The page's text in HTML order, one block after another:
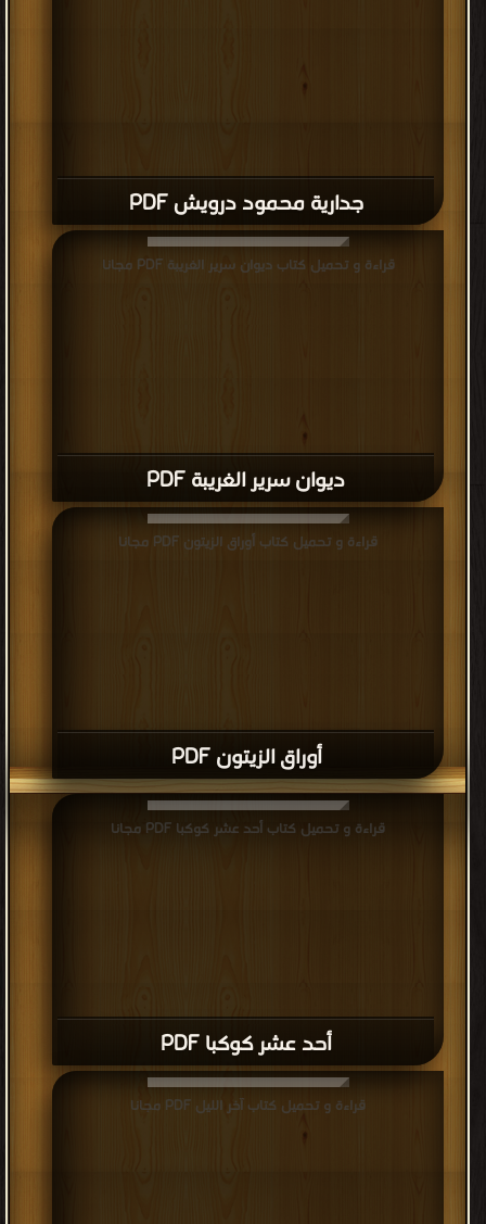
جدارية محمود درويش PDF
ديوان سرير الغريبة PDF
قراءة و تحميل كتاب ديوان سرير الغريبة PDF مجانا
أوراق الزيتون PDF
قراءة و تحميل كتاب أوراق الزيتون PDF مجانا
أحد عشر كوكبا PDF
قراءة و تحميل كتاب أحد عشر كوكبا PDF مجانا
قراءة و تحميل كتاب آخر الليل PDF مجانا